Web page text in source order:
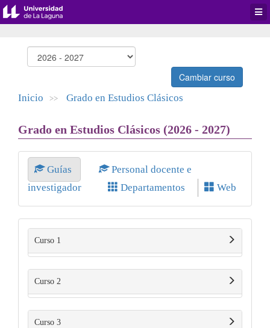
Cambiar curso
Inicio >> Grado en Estudios Clásicos
Grado en Estudios Clásicos (2026 - 2027)
Guías
Personal docente e
investigador
Departamentos Web
Curso 1
Curso 2
Curso 3